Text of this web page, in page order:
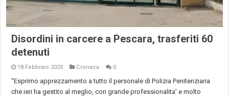
Disordini in carcere a Pescara, trasferiti 60
detenuti
18 Febbraio 2025 Cronaca 0
“Esprimo apprezzamento a tutto il personale di Polizia Penitenziaria
che ieri ha gestito al meglio, con grande professionalita’ e molto